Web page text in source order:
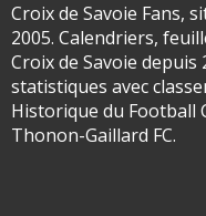
Croix de Savoie Fans,
2005. Calendriers,
Croix de Savoie depuis
statistiques avec
Historique du Football
Thonon-Gaillard FC.